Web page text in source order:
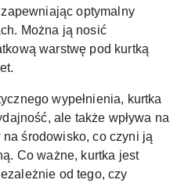
optymalny
Można ją nosić
warstwę pod kurtką
wypełnienia, kurtka
ale także wpływa na
na środowisko, co czyni ją
Co ważne, kurtka jest
od tego, czy